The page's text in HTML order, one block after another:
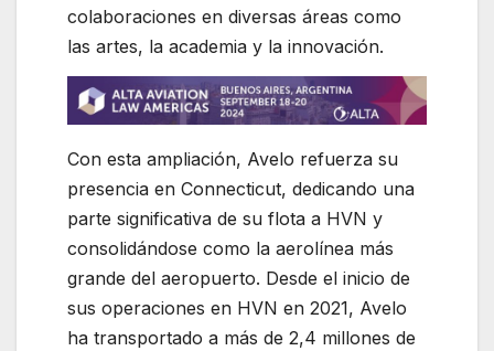
colaboraciones en diversas áreas como
las artes, la academia y la innovación.
Con esta ampliación, Avelo refuerza su
presencia en Connecticut, dedicando una
parte significativa de su flota a HVN y
consolidándose como la aerolínea más
grande del aeropuerto. Desde el inicio de
sus operaciones en HVN en 2021, Avelo
ha transportado a más de 2,4 millones de